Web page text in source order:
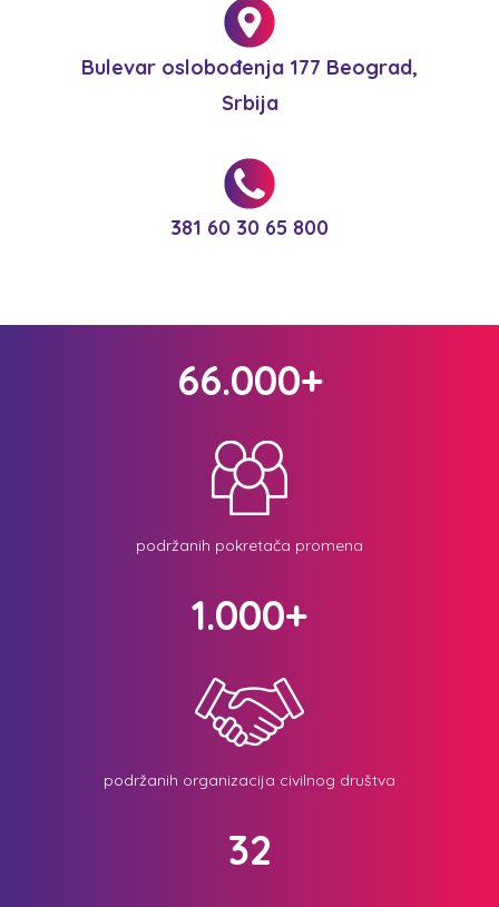
Bulevar oslobođenja 177 Beograd,
Srbija
381 60 30 65 800
66.000+
podržanih pokretača promena
1.000+
podržanih organizacija civilnog društva
32